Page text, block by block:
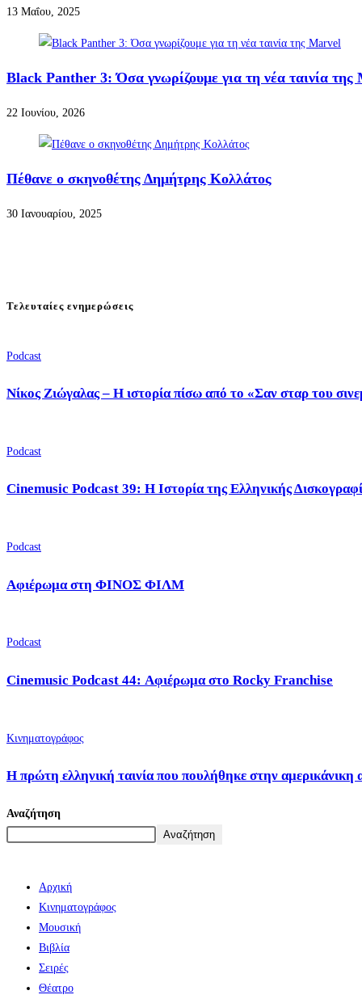
13 Μαΐου, 2025
Black Panther 3: Όσα γνωρίζουμε για τη νέα ταινία της
22 Ιουνίου, 2026
Πέθανε ο σκηνοθέτης Δημήτρης Κολλάτος
30 Ιανουαρίου, 2025
Τελευταίες ενημερώσεις
Podcast
Νίκος Ζιώγαλας – Η ιστορία πίσω από το «Σαν σταρ του
Podcast
Cinemusic Podcast 39: Η Ιστορία της Ελληνικής
Podcast
Αφιέρωμα στη ΦΙΝΟΣ ΦΙΛΜ
Podcast
Cinemusic Podcast 44: Αφιέρωμα στο Rocky Franchise
Κινηματογράφος
Η πρώτη ελληνική ταινία που πουλήθηκε στην αμερικάνικη
Αναζήτηση
Αναζήτηση
Αρχική
Κινηματογράφος
Μουσική
Βιβλία
Σειρές
Θέατρο